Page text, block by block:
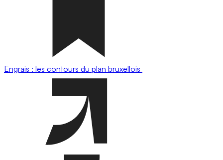
Engrais : les contours du plan bruxellois